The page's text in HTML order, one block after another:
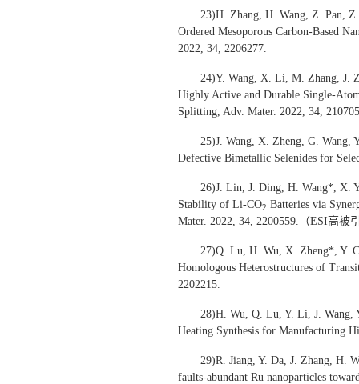
23)H. Zhang, H. Wang, Z. Pan,
Ordered Mesoporous Carbon-Based
2022, 34, 2206277.
24)Y. Wang, X. Li, M. Zhang, J.
Highly Active and Durable Single-
Splitting, Adv. Mater. 2022, 34,
25)J. Wang, X. Zheng, G.
Defective Bimetallic Selenides for
26)J. Lin, J. Ding, H. Wang*, X.
Stability of Li-CO2 Batteries via
Mater. 2022, 34, 2200559.（ESI高被
27)Q. Lu, H. Wu, X. Zheng*, Y.
Homologous Heterostructures of
2202215.
28)H. Wu, Q. Lu, Y. Li, J. Wang,
Heating Synthesis for Manufacturing
29)R. Jiang, Y. Da, J. Zhang, H.
faults-abundant Ru nanoparticles